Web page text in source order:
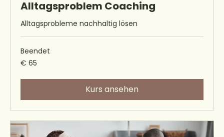
Alltagsproblem Coaching
Alltagsprobleme nachhaltig lösen
Beendet
65
Euro
€ 65
Kurs ansehen